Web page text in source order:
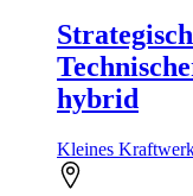
hybrid
Kleines